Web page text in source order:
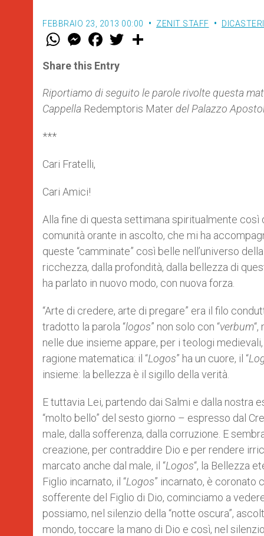
FEBBRAIO 23, 2013 00:00 ZENIT STAFF DICASTERI
W
t
s
p
p
M
e
s
e
g
e
r
F
a
e
b
o
k
w
r
Share this Entry
Riportiamo di seguito le parole rivolte questa
Cappella Redemptoris Materdel Palazzo
***
Cari Fratelli,
Cari Amici!
Alla fine di questa settimana spiritualmente così
comunità orante in ascolto, che mi ha
queste “camminate” così belle nell’universo
ricchezza, dalla profondità, dalla bellezza di
ha parlato in nuovo modo, con nuova forza.
“Arte di credere, arte di pregare” era il filo
tradotto la parola “logos” non solo con “verbum
nelle due insieme appare, per i teologi
ragione matematica: il “Logos” ha un cuore, il “
insieme: la bellezza è il sigillo della verità.
E tuttavia Lei, partendo dai Salmi e dalla nostra
“molto bello” del sesto giorno – espresso dal
male, dalla sofferenza, dalla corruzione. E
creazione, per contraddire Dio e per rendere
marcato anche dal male, il “Logos“, la Bellezza
Figlio incarnato, il “Logos” incarnato, è coronato
sofferente del Figlio di Dio, cominciamo a
possiamo, nel silenzio della “notte oscura”,
mondo, toccare la mano di Dio e così, nel